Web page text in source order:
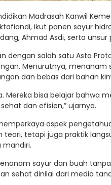
Madrasah Kanwil
ikut panen sayur
Ahmad Asdi, serta
dengan salah satu Asta
Menurutnya,
dan bebas dari bahan
Mereka bisa belajar bahwa
dan efisien,” ujarnya.
aspek
tetapi juga praktik
mandiri.
sayur dan buah
sehat dinilai dari media